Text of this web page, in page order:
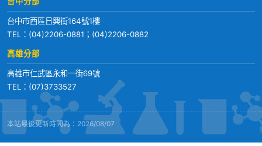
台中市西區日興街164號1樓
TEL： (04)2206-0881 ； (04)2206-0882
高雄分部
高雄市仁武區永和一街69號
TEL： (07)3733527
本站最後更新時間為：2026/08/07